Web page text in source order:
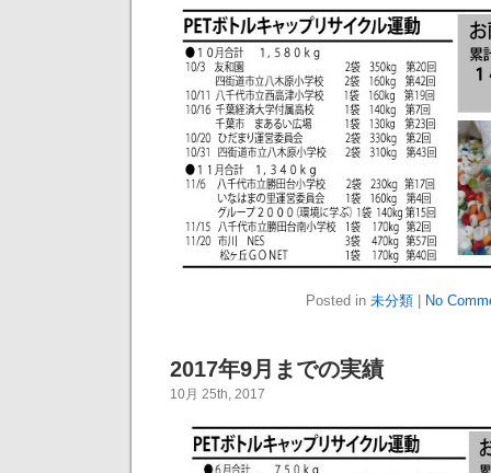
Posted in 未分類| No
2017年9月までの実績
10月 25th, 2017